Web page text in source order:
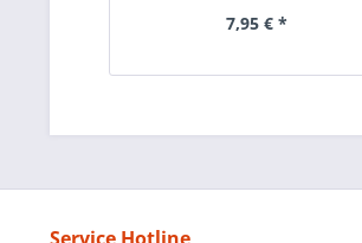
7,95 € *